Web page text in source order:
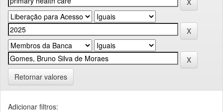
Retornar valores
Adicionar filtros: